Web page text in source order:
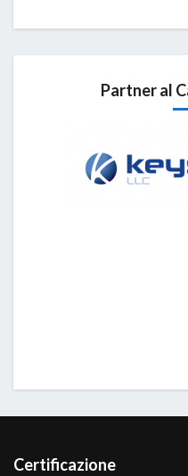
Partner al
Certificazione